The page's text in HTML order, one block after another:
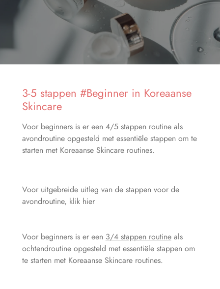
3-5 stappen #Beginner in Koreaanse
Skincare
Voor beginners is er een 4/5 stappen routineals
avondroutine opgesteld met essentiële stappen om te
starten met Koreaanse Skincare routines.
Voor uitgebreide uitleg van de stappen voor de
avondroutine, klik hier
Voor beginners is er een 3/4 stappen routineals
ochtendroutine opgesteld met essentiële stappen om
te starten met Koreaanse Skincare routines.